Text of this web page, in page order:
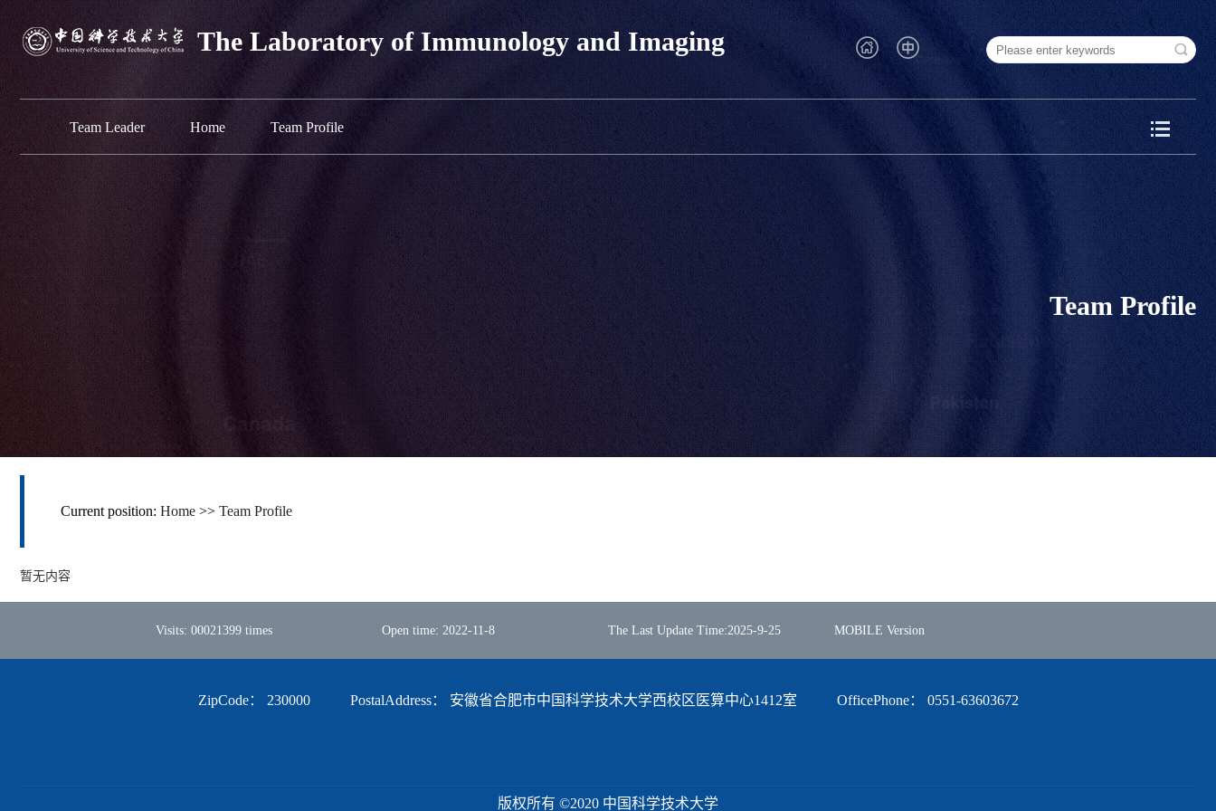
The Laboratory of Immunology and Imaging
Team Leader Home Team Profile
Team Profile
Current position: Home >> Team Profile
暂无内容
Visits: 00021399 times Open time: 2022-11-8 The Last Update Time:2025-9-25 MOBILE Version
ZipCode： 230000 PostalAddress： 安徽省合肥市中国科学技术大学西校区医算中心1412室 OfficePhone： 0551-63603672
版权所有 ©2020 中国科学技术大学